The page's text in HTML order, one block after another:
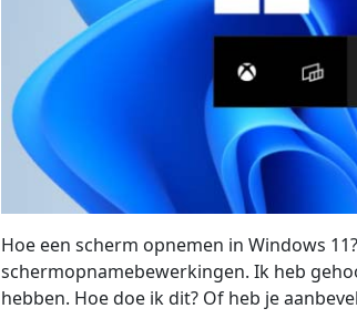
Hoe een scherm opnemen in Windows
schermopnamebewerkingen. Ik heb
hebben. Hoe doe ik dit? Of heb je